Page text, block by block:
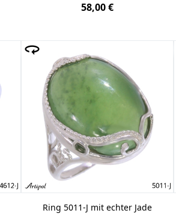
58,00 €
Ring 5011-J mit echter Jade